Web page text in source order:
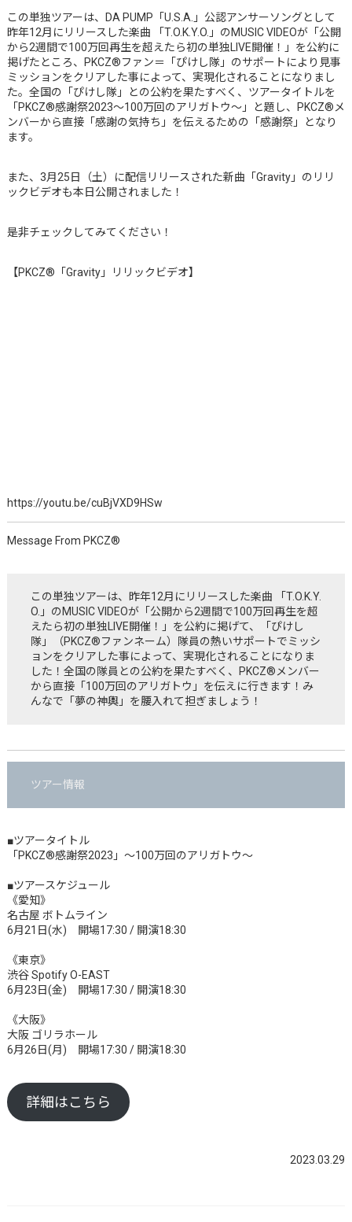
この単独ツアーは、DA PUMP「U.S.A.」公認アンサーソングとして
昨年12月にリリースした楽曲 「T.O.K.Y.O.」のMUSIC VIDEOが「公開
から2週間で100万回再生を超えたら初の単独LIVE開催！」を公約に
掲げたところ、PKCZ®ファン＝「ぴけし隊」のサポートにより見事
ミッションをクリアした事によって、実現化されることになりまし
た。全国の「ぴけし隊」との公約を果たすべく、ツアータイトルを
「PKCZ®感謝祭2023〜100万回のアリガトウ〜」と題し、PKCZ®メ
ンバーから直接「感謝の気持ち」を伝えるための「感謝祭」となり
ます。
また、3月25日（土）に配信リリースされた新曲「Gravity」のリリ
ックビデオも本日公開されました！
是非チェックしてみてください！
【PKCZ®「Gravity」リリックビデオ】
https://youtu.be/cuBjVXD9HSw
Message From PKCZ®
この単独ツアーは、昨年12月にリリースした楽曲 「T.O.K.Y.
O.」のMUSIC VIDEOが「公開から2週間で100万回再生を超
えたら初の単独LIVE開催！」を公約に掲げて、「ぴけし
隊」（PKCZ®ファンネーム）隊員の熱いサポートでミッシ
ョンをクリアした事によって、実現化されることになりま
した！全国の隊員との公約を果たすべく、PKCZ®メンバー
から直接「100万回のアリガトウ」を伝えに行きます！み
んなで「夢の神輿」を腰入れて担ぎましょう！
ツアー情報
■ツアータイトル
「PKCZ®感謝祭2023」〜100万回のアリガトウ〜
■ツアースケジュール
《愛知》
名古屋 ボトムライン
6月21日(水) 開場17:30 / 開演18:30
《東京》
渋谷 Spotify O-EAST
6月23日(金) 開場17:30 / 開演18:30
《大阪》
大阪 ゴリラホール
6月26日(月) 開場17:30 / 開演18:30
詳細はこちら
2023.03.29